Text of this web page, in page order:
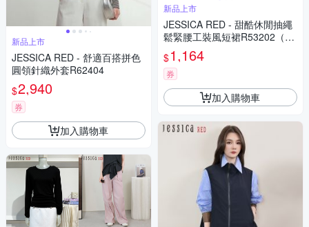
新品上市
JESSICA RED - 舒適百搭拼色
圓領針織外套R62404
$2,940
券
加入購物車
新品上市
JESSICA RED - 甜酷休閒抽繩
鬆緊腰工裝風短裙R53202（米
色）
$1,164
券
加入購物車